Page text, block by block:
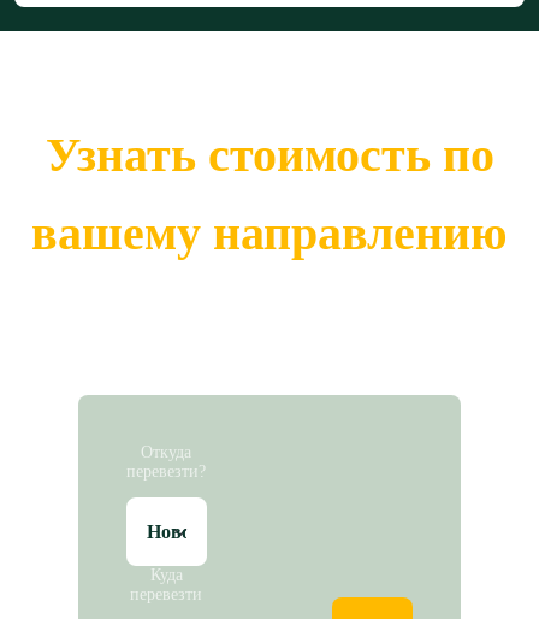
Узнать стоимость по
вашему направлению
Откуда
перевезти?
Куда
перевезти